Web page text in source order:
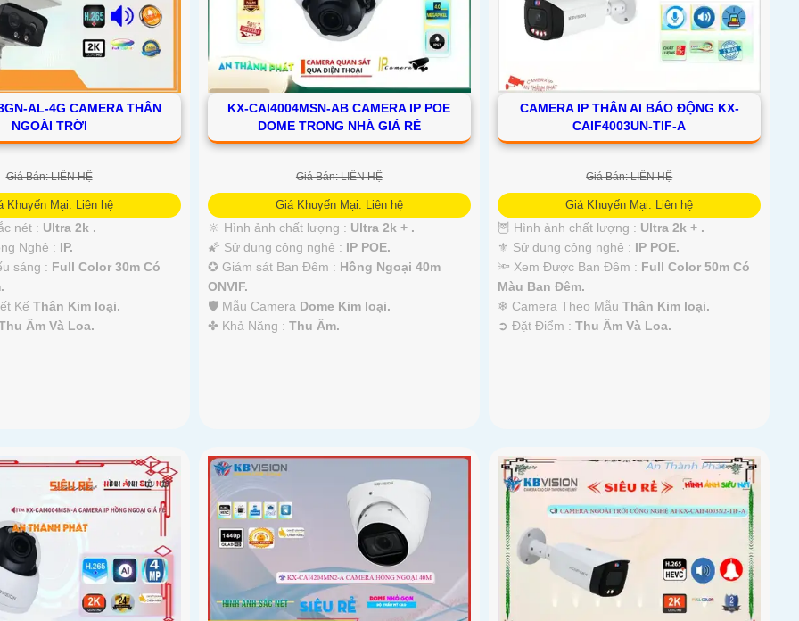
AL-4G CAMERA THÂN
NGOÀI TRỜI
Giá Bán: LIÊN HỆ
Khuyến Mại: Liên hệ
nét : Ultra 2k .
Nghệ : IP.
sáng : Full Color 30m Có
KếThân Kim loại.
Âm Và Loa.
KX-CAI4004MSN-AB CAMERA IP POE
DOME TRONG NHÀ GIÁ RẺ
Giá Bán: LIÊN HỆ
Giá Khuyến Mại: Liên hệ
🔆 Hình ảnh chất lượng : Ultra 2k + .
🌠 Sử dụng công nghệ : IP POE.
✪ Giám sát Ban Đêm : Hồng Ngoại 40m
ONVIF.
🛡 Mẫu Camera Dome Kim loại.
️✤ Khả Năng : Thu Âm.
CAMERA IP THÂN AI BÁO ĐỘNG KX-
CAIF4003UN-TIF-A
Giá Bán: LIÊN HỆ
Giá Khuyến Mại: Liên hệ
🦉 Hình ảnh chất lượng : Ultra 2k + .
⚜️ Sử dụng công nghệ : IP POE.
🔦 Xem Được Ban Đêm : Full Color 50m Có
Màu Ban Ðêm.
❄ Camera Theo MẫuThân Kim loại.
️➲ Đặt Điểm :Thu Âm Và Loa.